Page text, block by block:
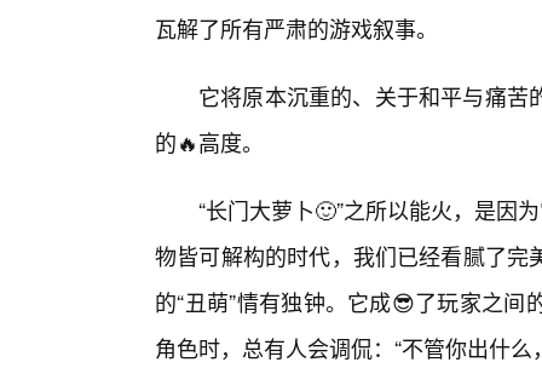
瓦解了所有严肃的游戏叙事。
它将原本沉重的、关于和平与痛
的🔥高度。
“长门大萝卜🙂”之所以能火，是因
物皆可解构的时代，我们已经看腻了
的“丑萌”情有独钟。它成😎了玩家之
角色时，总有人会调侃：“不管你出什